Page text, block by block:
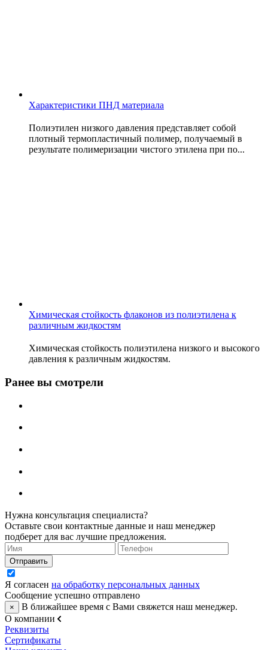
Характеристики ПНД материала
Полиэтилен низкого давления представляет собой
плотный термопластичный полимер, получаемый в
результате полимеризации чистого этилена при по...
Химическая стойкость флаконов из полиэтилена к
различным жидкостям
Химическая стойкость полиэтилена низкого и высокого
давления к различным жидкостям.
Ранее вы смотрели
Нужна консультация специалиста?
Оставьте свои контактные данные и наш менеджер
подберет для вас лучшие предложения.
Я согласен на обработку персональных данных
Сообщение успешно отправлено
×
В ближайшее время с Вами свяжется наш менеджер.
О компании
Реквизиты
Сертификаты